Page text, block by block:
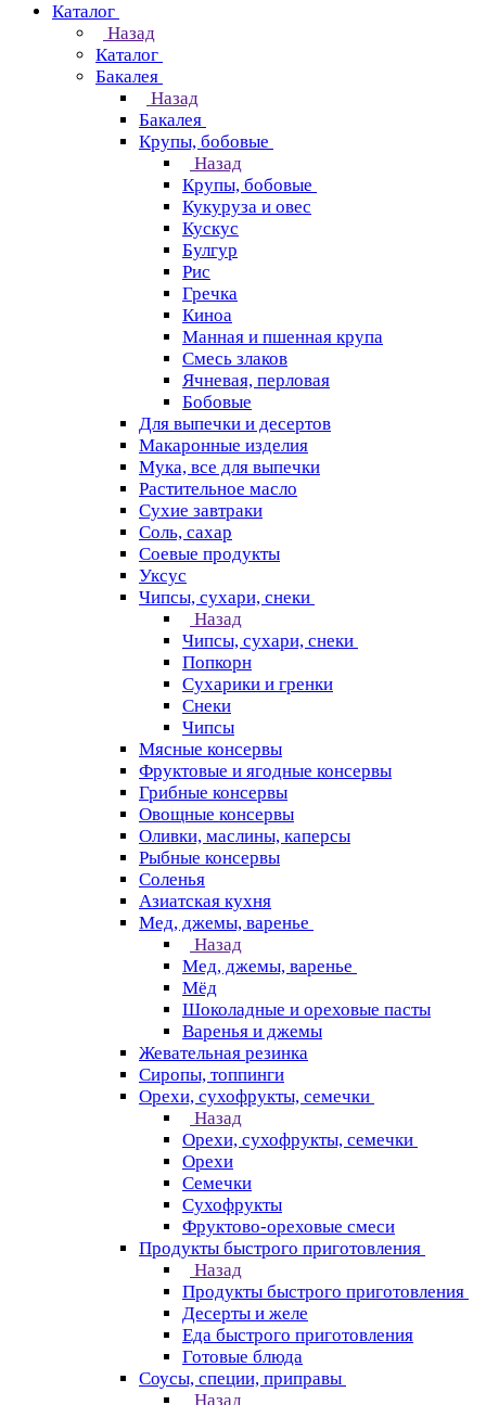
Каталог
Назад
Каталог
Бакалея
Назад
Бакалея
Крупы, бобовые
Назад
Крупы, бобовые
Кукуруза и овес
Кускус
Булгур
Рис
Гречка
Киноа
Манная и пшенная крупа
Смесь злаков
Ячневая, перловая
Бобовые
Для выпечки и десертов
Макаронные изделия
Мука, все для выпечки
Растительное масло
Сухие завтраки
Соль, сахар
Соевые продукты
Уксус
Чипсы, сухари, снеки
Назад
Чипсы, сухари, снеки
Попкорн
Сухарики и гренки
Снеки
Чипсы
Мясные консервы
Фруктовые и ягодные консервы
Грибные консервы
Овощные консервы
Оливки, маслины, каперсы
Рыбные консервы
Соленья
Азиатская кухня
Мед, джемы, варенье
Назад
Мед, джемы, варенье
Мёд
Шоколадные и ореховые пасты
Варенья и джемы
Жевательная резинка
Сиропы, топпинги
Орехи, сухофрукты, семечки
Назад
Орехи, сухофрукты, семечки
Орехи
Семечки
Сухофрукты
Фруктово-ореховые смеси
Продукты быстрого приготовления
Назад
Продукты быстрого приготовления
Десерты и желе
Еда быстрого приготовления
Готовые блюда
Соусы, специи, приправы
Назад